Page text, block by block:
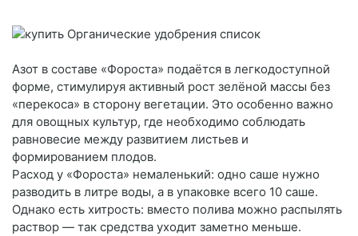
Азот в составе «Фороста» подаётся в легкодоступной
форме, стимулируя активный рост зелёной массы без
«перекоса» в сторону вегетации. Это особенно важно
для овощных культур, где необходимо соблюдать
равновесие между развитием листьев и
формированием плодов.
Расход у «Фороста» немаленький: одно саше нужно
разводить в литре воды, а в упаковке всего 10 саше.
Однако есть хитрость: вместо полива можно распылять
раствор — так средства уходит заметно меньше.